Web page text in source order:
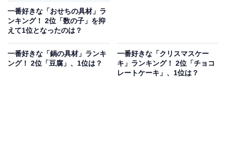
食べるのがおいしい」（山形県／40代女性）、「カラシ
をつけて食べるのが好き」（石川県／40代女性）、「黄
身を溶かしながら柚子胡椒で食べるのがおいしい」（熊
本県／30代女性）などの回答が寄せられています。
一番好きな「おせちの具材」ラ
ンキング！ 2位「数の子」を抑
えて1位となったのは？
一番好きな「鍋の具材」ランキ
ング！ 2位「豆腐」、1位は？
一番好きな「クリスマスケー
キ」ランキング！ 2位「チョコ
レートケーキ」、1位は？